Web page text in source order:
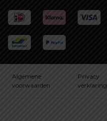
Algemene
voorwaarden
Privacy
verklaring